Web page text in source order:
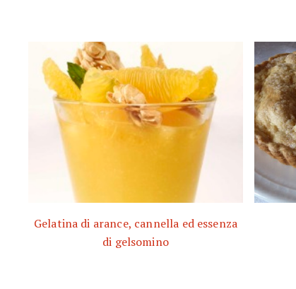
Gelatina di arance, cannella ed essenza
di gelsomino